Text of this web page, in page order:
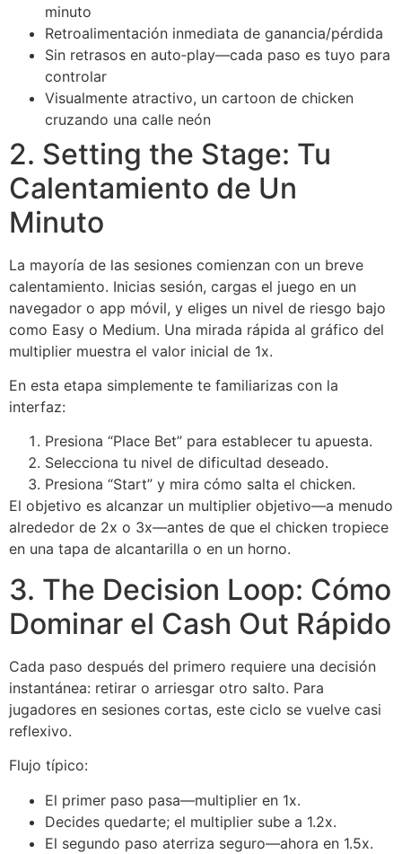
minuto
Retroalimentación inmediata de ganancia/pérdida
Sin retrasos en auto‑play—cada paso es tuyo para
controlar
Visualmente atractivo, un cartoon de chicken
cruzando una calle neón
2. Setting the Stage: Tu
Calentamiento de Un
Minuto
La mayoría de las sesiones comienzan con un breve
calentamiento. Inicias sesión, cargas el juego en un
navegador o app móvil, y eliges un nivel de riesgo bajo
como Easy o Medium. Una mirada rápida al gráfico del
multiplier muestra el valor inicial de 1x.
En esta etapa simplemente te familiarizas con la
interfaz:
Presiona “Place Bet” para establecer tu apuesta.
Selecciona tu nivel de dificultad deseado.
Presiona “Start” y mira cómo salta el chicken.
El objetivo es alcanzar un multiplier objetivo—a menudo
alrededor de 2x o 3x—antes de que el chicken tropiece
en una tapa de alcantarilla o en un horno.
3. The Decision Loop: Cómo
Dominar el Cash Out Rápido
Cada paso después del primero requiere una decisión
instantánea: retirar o arriesgar otro salto. Para
jugadores en sesiones cortas, este ciclo se vuelve casi
reflexivo.
Flujo típico:
El primer paso pasa—multiplier en 1x.
Decides quedarte; el multiplier sube a 1.2x.
El segundo paso aterriza seguro—ahora en 1.5x.